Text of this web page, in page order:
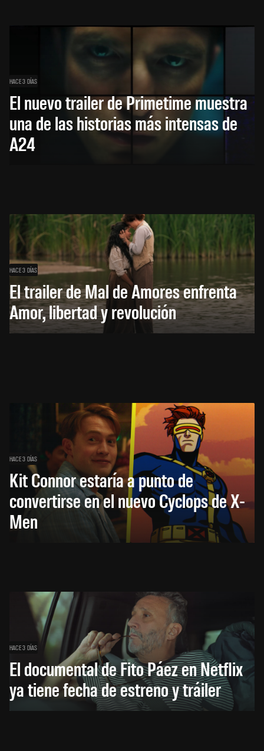
HACE 3 DÍAS
El nuevo trailer de Primetime muestra
una de las historias más intensas de
A24
HACE 3 DÍAS
El trailer de Mal de Amores enfrenta
Amor, libertad y revolución
HACE 3 DÍAS
Kit Connor estaría a punto de
convertirse en el nuevo Cyclops de X-
Men
HACE 3 DÍAS
El documental de Fito Páez en Netflix
ya tiene fecha de estreno y tráiler